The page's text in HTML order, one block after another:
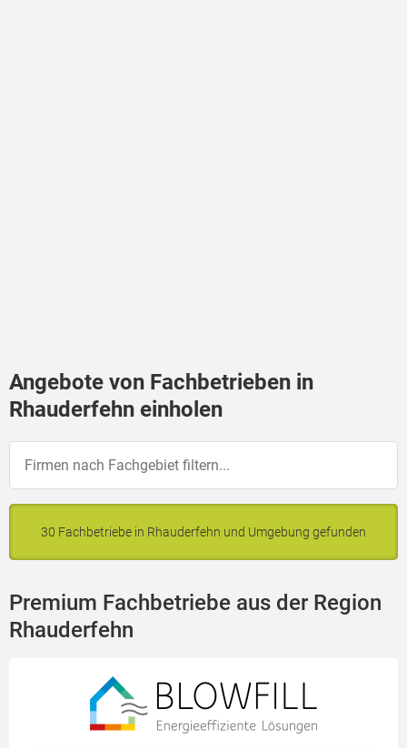
Angebote von Fachbetrieben in
Rhauderfehn einholen
30 Fachbetriebe in Rhauderfehn und Umgebung gefunden
Premium Fachbetriebe aus der Region
Rhauderfehn